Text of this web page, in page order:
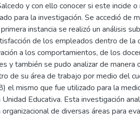
y con ello conocer si este incide o
para la investigación. Se accedió de
instancia se realizó un análisis
de los empleados dentro de la
a los comportamientos, de los
y también se pudo analizar de manera
de su área de trabajo por medio del
el mismo que fue utilizado para la
Unidad Educativa. Esta investigación
de diversas áreas para